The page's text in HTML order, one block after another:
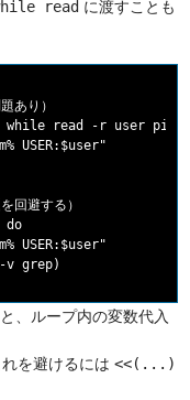
read に渡すことも
あり）
read -r user pid
USER:$user"
回避する）
do
USER:$user"
、ループ内の変数代入
を避けるには<<(...)